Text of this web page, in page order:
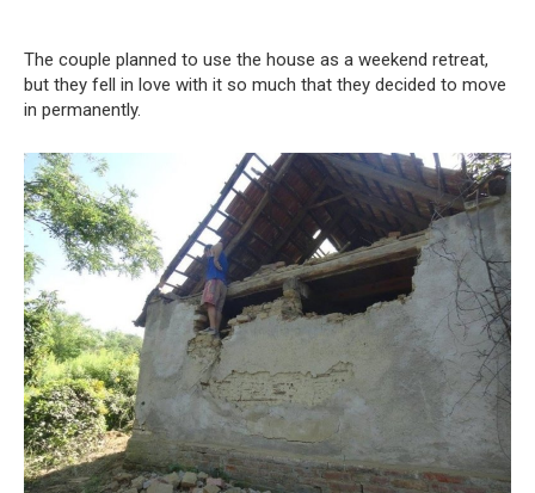
The couple planned to use the house as a weekend retreat,
but they fell in love with it so much that they decided to move
in permanently.